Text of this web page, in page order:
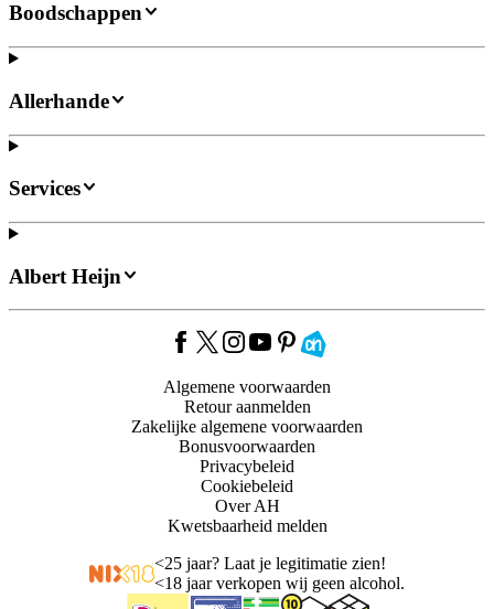
Boodschappen
Allerhande
Services
Albert Heijn
Algemene voorwaarden
Retour aanmelden
Zakelijke algemene voorwaarden
Bonusvoorwaarden
Privacybeleid
Cookiebeleid
Over AH
Kwetsbaarheid melden
<25 jaar? Laat je legitimatie zien!
<18 jaar verkopen wij geen alcohol.